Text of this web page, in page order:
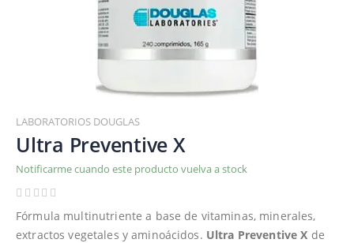
al
comienzo
de
la
galería
imágenes
LABORATORIOS DOUGLAS
Ultra Preventive X
Notificarme cuando este producto vuelva a stock
Fórmula multinutriente a base de vitaminas, minerales,
extractos vegetales y aminoácidos. Ultra Preventive X de